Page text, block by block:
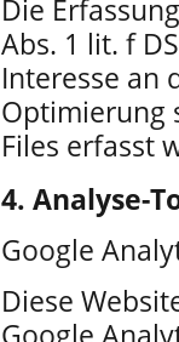
Die
Abs. 1 lit. f
Interesse an
Optimierung
Files erfasst
4. Analyse-
Google
Diese